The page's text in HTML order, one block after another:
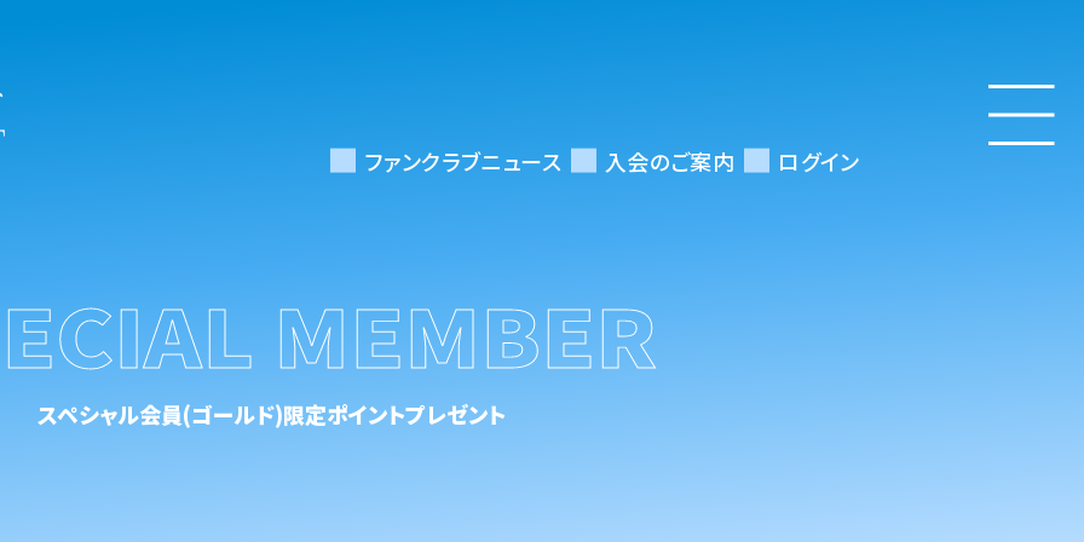
ファンクラブニュース 入会のご案内 ログイン
MEMBER
スペシャル会員(ゴールド)限定ポイントプレゼント